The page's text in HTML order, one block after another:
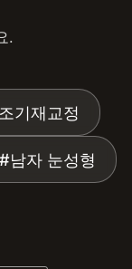
.
기재교정
#남자 눈성형